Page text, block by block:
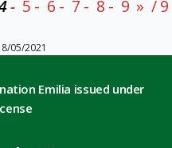
5 6 7 8 9 » / 9
05/2021
Emilia issued under